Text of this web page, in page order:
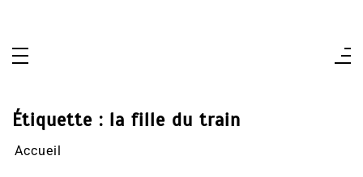
Étiquette : la fille du train
Accueil